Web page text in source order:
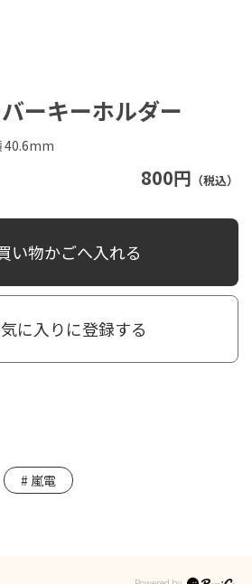
ーキーホルダー
800円 （税込）
40.6mm
い物かごへ入れる
に入りに登録する
嵐電